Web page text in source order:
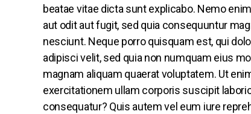
beatae vitae dicta sunt explicabo. Nemo
aut odit aut fugit, sed quia consequuntur
nesciunt. Neque porro quisquam est, qui
adipisci velit, sed quia non numquam eius
magnam aliquam quaerat voluptatem. Ut
exercitationem ullam corporis suscipit
consequatur? Quis autem vel eum iure